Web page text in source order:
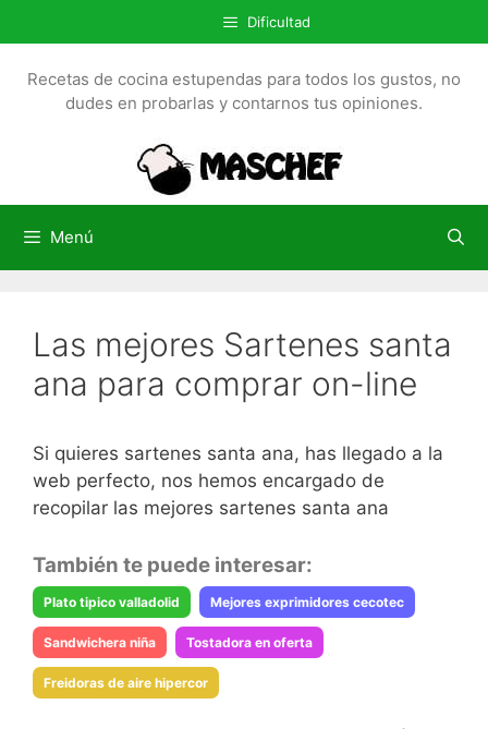
a
l
Dificultad
Recetas de cocina estupendas para todos los gustos, no
dudes en probarlas y contarnos tus opiniones.
Menú
Las mejores Sartenes santa
ana para comprar on-line
Si quieres sartenes santa ana, has llegado a la
web perfecto, nos hemos encargado de
recopilar las mejores sartenes santa ana
También te puede interesar:
Plato tipico valladolid Mejores exprimidores cecotec
Sandwichera niña Tostadora en oferta
Freidoras de aire hipercor